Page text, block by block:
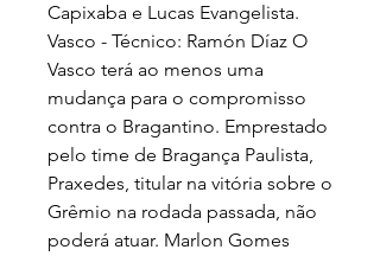
Capixaba e Lucas Evangelista.
Vasco - Técnico: Ramón Díaz O
Vasco terá ao menos uma
mudança para o compromisso
contra o Bragantino. Emprestado
pelo time de Bragança Paulista,
Praxedes, titular na vitória sobre o
Grêmio na rodada passada, não
poderá atuar. Marlon Gomes